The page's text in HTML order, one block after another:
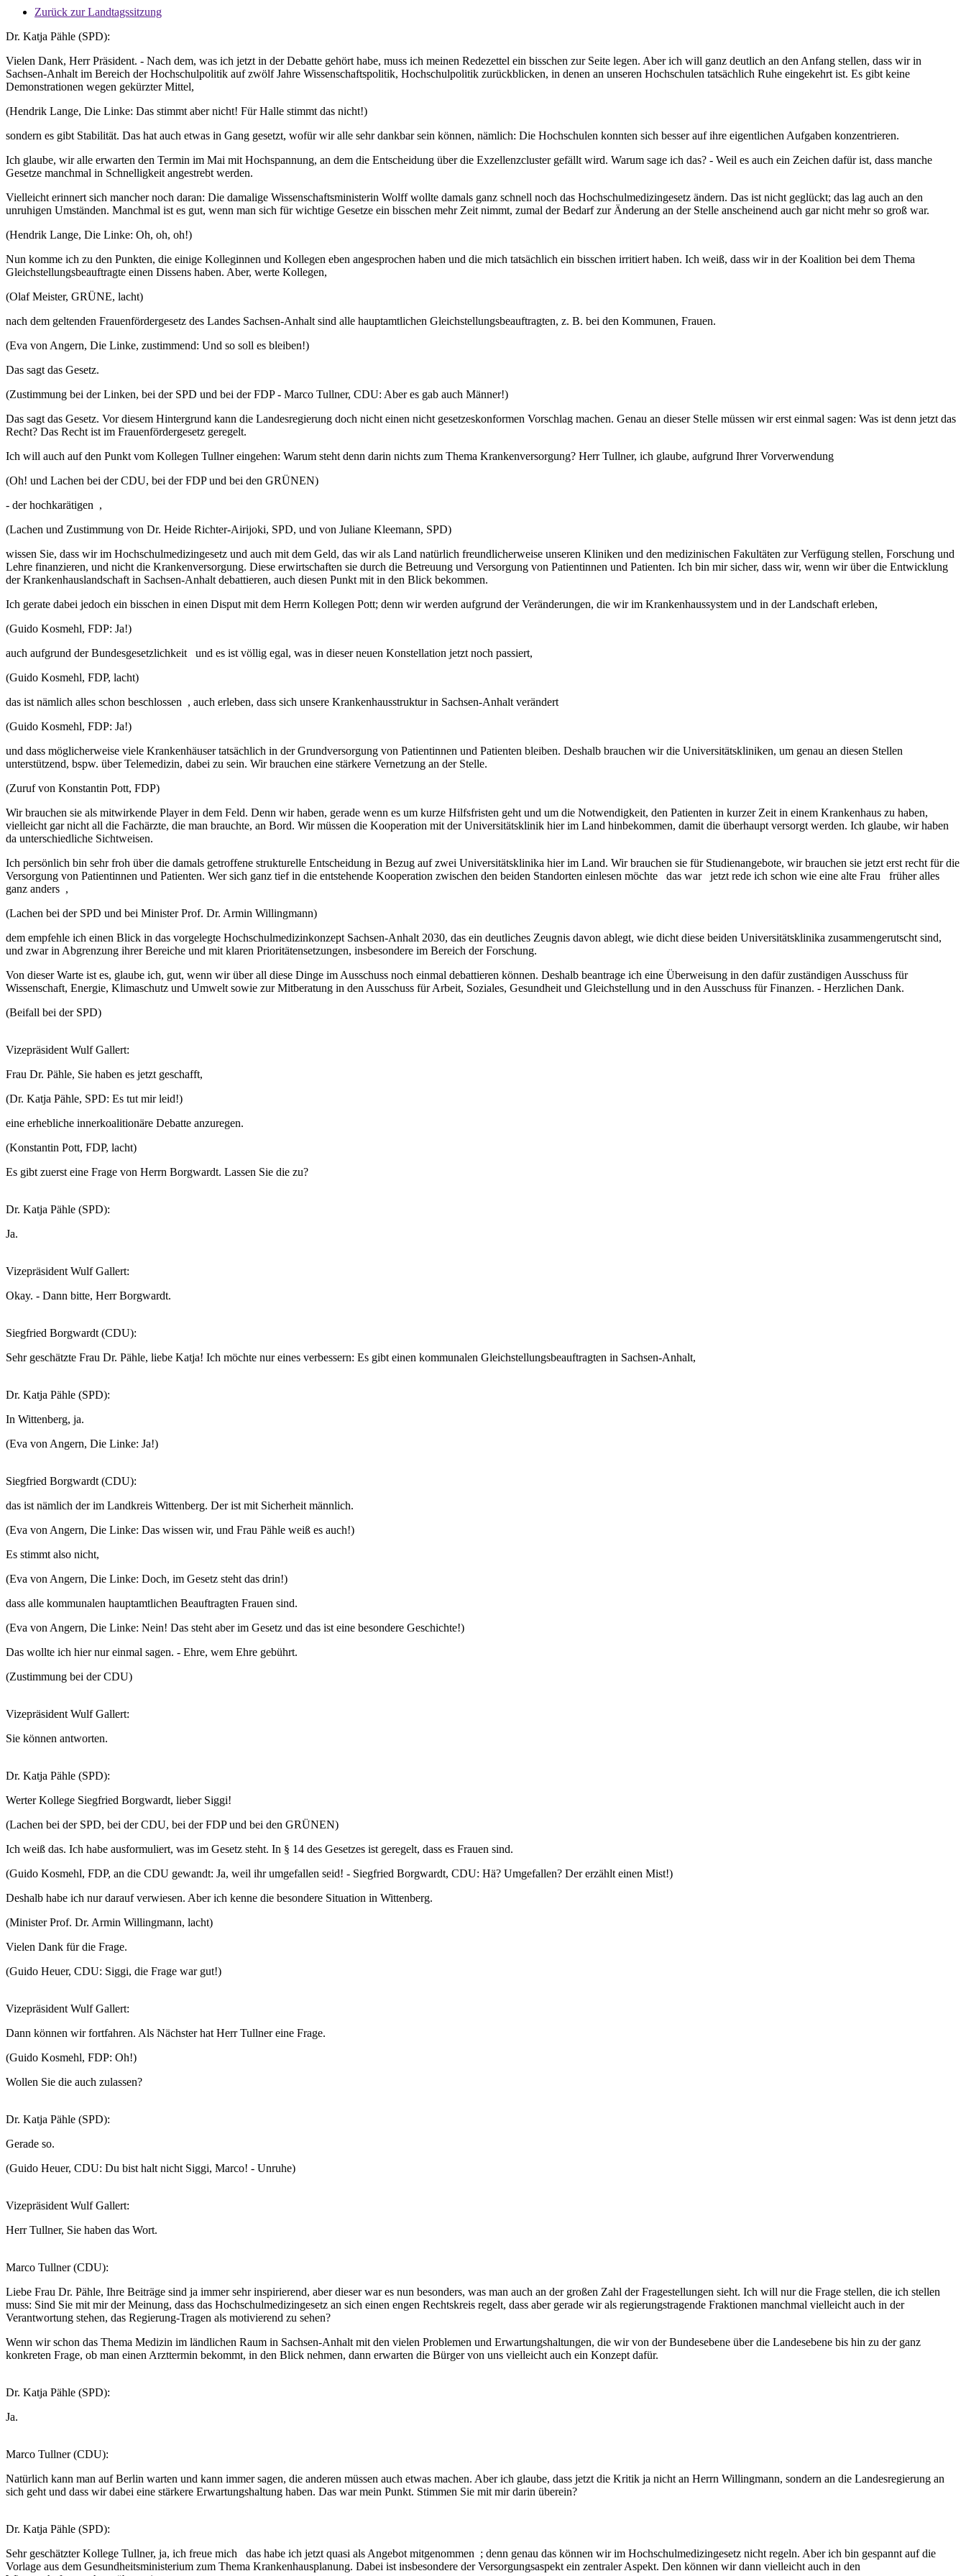
Zurück zur Landtagssitzung
Dr. Katja Pähle (SPD):
Vielen Dank, Herr Präsident. - Nach dem, was ich jetzt in der Debatte gehört habe, muss ich meinen Redezettel ein bisschen zur Seite legen. Aber ich will ganz deutlich an den Anfang stellen, dass wir in
Sachsen-Anhalt im Bereich der Hochschulpolitik auf zwölf Jahre Wissenschaftspolitik, Hochschulpolitik zurückblicken, in denen an unseren Hochschulen tatsächlich Ruhe eingekehrt ist. Es gibt keine
Demonstrationen wegen gekürzter Mittel,
(Hendrik Lange, Die Linke: Das stimmt aber nicht! Für Halle stimmt das nicht!)
sondern es gibt Stabilität. Das hat auch etwas in Gang gesetzt, wofür wir alle sehr dankbar sein können, nämlich: Die Hochschulen konnten sich besser auf ihre eigentlichen Aufgaben konzentrieren.
Ich glaube, wir alle erwarten den Termin im Mai mit Hochspannung, an dem die Entscheidung über die Exzellenzcluster gefällt wird. Warum sage ich das? - Weil es auch ein Zeichen dafür ist, dass manche
Gesetze manchmal in Schnelligkeit angestrebt werden.
Vielleicht erinnert sich mancher noch daran: Die damalige Wissenschaftsministerin Wolff wollte damals ganz schnell noch das Hochschulmedizingesetz ändern. Das ist nicht geglückt; das lag auch an den
unruhigen Umständen. Manchmal ist es gut, wenn man sich für wichtige Gesetze ein bisschen mehr Zeit nimmt, zumal der Bedarf zur Änderung an der Stelle anscheinend auch gar nicht mehr so groß war.
(Hendrik Lange, Die Linke: Oh, oh, oh!)
Nun komme ich zu den Punkten, die einige Kolleginnen und Kollegen eben angesprochen haben und die mich tatsächlich ein bisschen irritiert haben. Ich weiß, dass wir in der Koalition bei dem Thema
Gleichstellungsbeauftragte einen Dissens haben. Aber, werte Kollegen,
(Olaf Meister, GRÜNE, lacht)
nach dem geltenden Frauenfördergesetz des Landes Sachsen-Anhalt sind alle hauptamtlichen Gleichstellungsbeauftragten, z. B. bei den Kommunen, Frauen.
(Eva von Angern, Die Linke, zustimmend: Und so soll es bleiben!)
Das sagt das Gesetz.
(Zustimmung bei der Linken, bei der SPD und bei der FDP - Marco Tullner, CDU: Aber es gab auch Männer!)
Das sagt das Gesetz. Vor diesem Hintergrund kann die Landesregierung doch nicht einen nicht gesetzeskonformen Vorschlag machen. Genau an dieser Stelle müssen wir erst einmal sagen: Was ist denn jetzt das
Recht? Das Recht ist im Frauenfördergesetz geregelt.
Ich will auch auf den Punkt vom Kollegen Tullner eingehen: Warum steht denn darin nichts zum Thema Krankenversorgung? Herr Tullner, ich glaube, aufgrund Ihrer Vorverwendung
(Oh! und Lachen bei der CDU, bei der FDP und bei den GRÜNEN)
- der hochkarätigen ,
(Lachen und Zustimmung von Dr. Heide Richter-Airijoki, SPD, und von Juliane Kleemann, SPD)
wissen Sie, dass wir im Hochschulmedizingesetz und auch mit dem Geld, das wir als Land natürlich freundlicherweise unseren Kliniken und den medizinischen Fakultäten zur Verfügung stellen, Forschung und
Lehre finanzieren, und nicht die Krankenversorgung. Diese erwirtschaften sie durch die Betreuung und Versorgung von Patientinnen und Patienten. Ich bin mir sicher, dass wir, wenn wir über die Entwicklung
der Krankenhauslandschaft in Sachsen-Anhalt debattieren, auch diesen Punkt mit in den Blick bekommen.
Ich gerate dabei jedoch ein bisschen in einen Disput mit dem Herrn Kollegen Pott; denn wir werden aufgrund der Veränderungen, die wir im Krankenhaussystem und in der Landschaft erleben,
(Guido Kosmehl, FDP: Ja!)
auch aufgrund der Bundesgesetzlichkeit und es ist völlig egal, was in dieser neuen Konstellation jetzt noch passiert,
(Guido Kosmehl, FDP, lacht)
das ist nämlich alles schon beschlossen , auch erleben, dass sich unsere Krankenhausstruktur in Sachsen-Anhalt verändert
(Guido Kosmehl, FDP: Ja!)
und dass möglicherweise viele Krankenhäuser tatsächlich in der Grundversorgung von Patientinnen und Patienten bleiben. Deshalb brauchen wir die Universitätskliniken, um genau an diesen Stellen
unterstützend, bspw. über Telemedizin, dabei zu sein. Wir brauchen eine stärkere Vernetzung an der Stelle.
(Zuruf von Konstantin Pott, FDP)
Wir brauchen sie als mitwirkende Player in dem Feld. Denn wir haben, gerade wenn es um kurze Hilfsfristen geht und um die Notwendigkeit, den Patienten in kurzer Zeit in einem Krankenhaus zu haben,
vielleicht gar nicht all die Fachärzte, die man brauchte, an Bord. Wir müssen die Kooperation mit der Universitätsklinik hier im Land hinbekommen, damit die überhaupt versorgt werden. Ich glaube, wir haben
da unterschiedliche Sichtweisen.
Ich persönlich bin sehr froh über die damals getroffene strukturelle Entscheidung in Bezug auf zwei Universitätsklinika hier im Land. Wir brauchen sie für Studienangebote, wir brauchen sie jetzt erst recht für die
Versorgung von Patientinnen und Patienten. Wer sich ganz tief in die entstehende Kooperation zwischen den beiden Standorten einlesen möchte das war jetzt rede ich schon wie eine alte Frau früher alles
ganz anders ,
(Lachen bei der SPD und bei Minister Prof. Dr. Armin Willingmann)
dem empfehle ich einen Blick in das vorgelegte Hochschulmedizinkonzept Sachsen-Anhalt 2030, das ein deutliches Zeugnis davon ablegt, wie dicht diese beiden Universitätsklinika zusammengerutscht sind,
und zwar in Abgrenzung ihrer Bereiche und mit klaren Prioritätensetzungen, insbesondere im Bereich der Forschung.
Von dieser Warte ist es, glaube ich, gut, wenn wir über all diese Dinge im Ausschuss noch einmal debattieren können. Deshalb beantrage ich eine Überweisung in den dafür zuständigen Ausschuss für
Wissenschaft, Energie, Klimaschutz und Umwelt sowie zur Mitberatung in den Ausschuss für Arbeit, Soziales, Gesundheit und Gleichstellung und in den Ausschuss für Finanzen. - Herzlichen Dank.
(Beifall bei der SPD)
Vizepräsident Wulf Gallert:
Frau Dr. Pähle, Sie haben es jetzt geschafft,
(Dr. Katja Pähle, SPD: Es tut mir leid!)
eine erhebliche innerkoalitionäre Debatte anzuregen.
(Konstantin Pott, FDP, lacht)
Es gibt zuerst eine Frage von Herrn Borgwardt. Lassen Sie die zu?
Dr. Katja Pähle (SPD):
Ja.
Vizepräsident Wulf Gallert:
Okay. - Dann bitte, Herr Borgwardt.
Siegfried Borgwardt (CDU):
Sehr geschätzte Frau Dr. Pähle, liebe Katja! Ich möchte nur eines verbessern: Es gibt einen kommunalen Gleichstellungsbeauftragten in Sachsen-Anhalt,
Dr. Katja Pähle (SPD):
In Wittenberg, ja.
(Eva von Angern, Die Linke: Ja!)
Siegfried Borgwardt (CDU):
das ist nämlich der im Landkreis Wittenberg. Der ist mit Sicherheit männlich.
(Eva von Angern, Die Linke: Das wissen wir, und Frau Pähle weiß es auch!)
Es stimmt also nicht,
(Eva von Angern, Die Linke: Doch, im Gesetz steht das drin!)
dass alle kommunalen hauptamtlichen Beauftragten Frauen sind.
(Eva von Angern, Die Linke: Nein! Das steht aber im Gesetz und das ist eine besondere Geschichte!)
Das wollte ich hier nur einmal sagen. - Ehre, wem Ehre gebührt.
(Zustimmung bei der CDU)
Vizepräsident Wulf Gallert:
Sie können antworten.
Dr. Katja Pähle (SPD):
Werter Kollege Siegfried Borgwardt, lieber Siggi!
(Lachen bei der SPD, bei der CDU, bei der FDP und bei den GRÜNEN)
Ich weiß das. Ich habe ausformuliert, was im Gesetz steht. In § 14 des Gesetzes ist geregelt, dass es Frauen sind.
(Guido Kosmehl, FDP, an die CDU gewandt: Ja, weil ihr umgefallen seid! - Siegfried Borgwardt, CDU: Hä? Umgefallen? Der erzählt einen Mist!)
Deshalb habe ich nur darauf verwiesen. Aber ich kenne die besondere Situation in Wittenberg.
(Minister Prof. Dr. Armin Willingmann, lacht)
Vielen Dank für die Frage.
(Guido Heuer, CDU: Siggi, die Frage war gut!)
Vizepräsident Wulf Gallert:
Dann können wir fortfahren. Als Nächster hat Herr Tullner eine Frage.
(Guido Kosmehl, FDP: Oh!)
Wollen Sie die auch zulassen?
Dr. Katja Pähle (SPD):
Gerade so.
(Guido Heuer, CDU: Du bist halt nicht Siggi, Marco! - Unruhe)
Vizepräsident Wulf Gallert:
Herr Tullner, Sie haben das Wort.
Marco Tullner (CDU):
Liebe Frau Dr. Pähle, Ihre Beiträge sind ja immer sehr inspirierend, aber dieser war es nun besonders, was man auch an der großen Zahl der Fragestellungen sieht. Ich will nur die Frage stellen, die ich stellen
muss: Sind Sie mit mir der Meinung, dass das Hochschulmedizingesetz an sich einen engen Rechtskreis regelt, dass aber gerade wir als regierungstragende Fraktionen manchmal vielleicht auch in der
Verantwortung stehen, das Regierung-Tragen als motivierend zu sehen?
Wenn wir schon das Thema Medizin im ländlichen Raum in Sachsen-Anhalt mit den vielen Problemen und Erwartungshaltungen, die wir von der Bundesebene über die Landesebene bis hin zu der ganz
konkreten Frage, ob man einen Arzttermin bekommt, in den Blick nehmen, dann erwarten die Bürger von uns vielleicht auch ein Konzept dafür.
Dr. Katja Pähle (SPD):
Ja.
Marco Tullner (CDU):
Natürlich kann man auf Berlin warten und kann immer sagen, die anderen müssen auch etwas machen. Aber ich glaube, dass jetzt die Kritik ja nicht an Herrn Willingmann, sondern an die Landesregierung an
sich geht und dass wir dabei eine stärkere Erwartungshaltung haben. Das war mein Punkt. Stimmen Sie mit mir darin überein?
Dr. Katja Pähle (SPD):
Sehr geschätzter Kollege Tullner, ja, ich freue mich das habe ich jetzt quasi als Angebot mitgenommen ; denn genau das können wir im Hochschulmedizingesetz nicht regeln. Aber ich bin gespannt auf die
Vorlage aus dem Gesundheitsministerium zum Thema Krankenhausplanung. Dabei ist insbesondere der Versorgungsaspekt ein zentraler Aspekt. Den können wir dann vielleicht auch in den